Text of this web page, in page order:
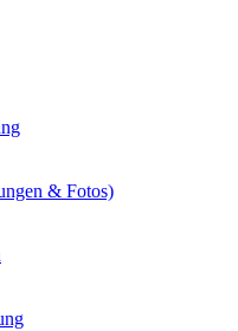
& Fotos)